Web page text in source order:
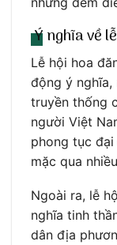
Ý nghĩa về
Lễ hội hoa
động ý nghĩa,
truyền thống
người Việt
phong tục
mặc qua
Ngoài ra, lễ
nghĩa tinh
dân địa